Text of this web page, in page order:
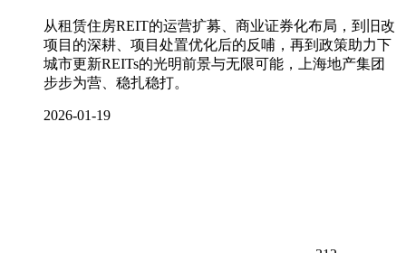
从租赁住房REIT的运营扩募、商业证券化布局，到旧改
项目的深耕、项目处置优化后的反哺，再到政策助力下
城市更新REITs的光明前景与无限可能，上海地产集团
步步为营、稳扎稳打。
2026-01-19